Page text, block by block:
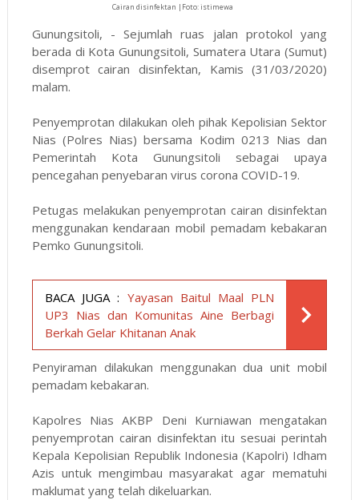
Cairan disinfektan |Foto: istimewa
Gunungsitoli, - Sejumlah ruas jalan protokol yang
berada di Kota Gunungsitoli, Sumatera Utara (Sumut)
disemprot cairan disinfektan, Kamis (31/03/2020)
malam.
Penyemprotan dilakukan oleh pihak Kepolisian Sektor
Nias (Polres Nias) bersama Kodim 0213 Nias dan
Pemerintah Kota Gunungsitoli sebagai upaya
pencegahan penyebaran virus corona COVID-19.
Petugas melakukan penyemprotan cairan disinfektan
menggunakan kendaraan mobil pemadam kebakaran
Pemko Gunungsitoli.
BACA JUGA : Yayasan Baitul Maal PLN
UP3 Nias dan Komunitas Aine Berbagi
Berkah Gelar Khitanan Anak
Penyiraman dilakukan menggunakan dua unit mobil
pemadam kebakaran.
Kapolres Nias AKBP Deni Kurniawan mengatakan
penyemprotan cairan disinfektan itu sesuai perintah
Kepala Kepolisian Republik Indonesia (Kapolri) Idham
Azis untuk mengimbau masyarakat agar mematuhi
maklumat yang telah dikeluarkan.